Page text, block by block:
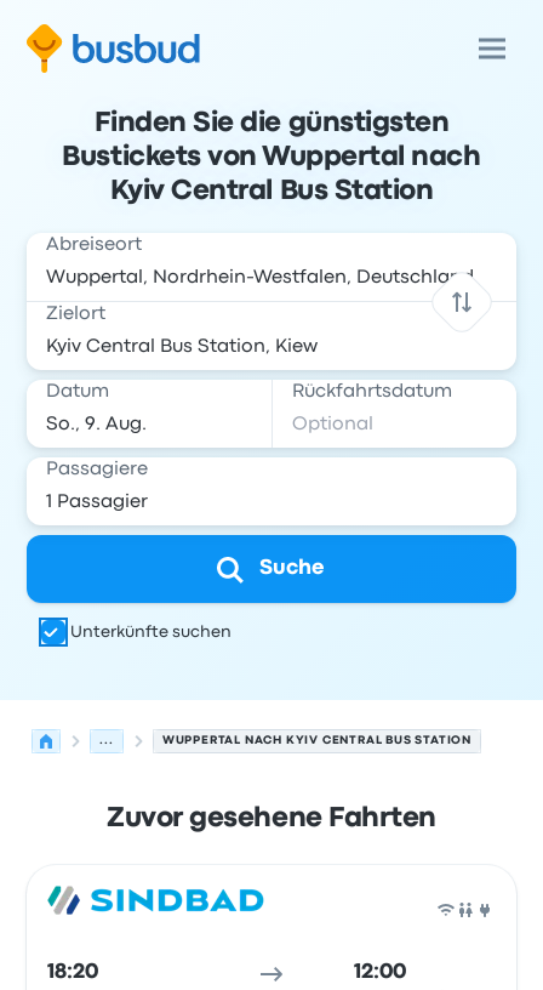
Finden Sie die günstigsten
Bustickets von Wuppertal nach
Kyiv Central Bus Station
Abreiseort
Zielort
Datum Rückfahrtsdatum
Passagiere
Suche
Unterkünfte suchen
... WUPPERTAL NACH KYIV CENTRAL BUS STATION
Zuvor gesehene Fahrten
18:20 12:00